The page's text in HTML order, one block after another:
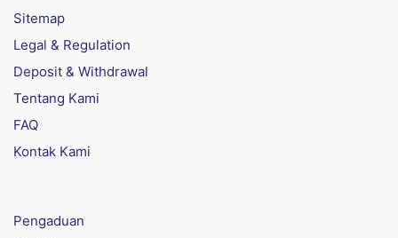
Sitemap
Legal & Regulation
Deposit & Withdrawal
Tentang Kami
FAQ
Kontak Kami
Pengaduan